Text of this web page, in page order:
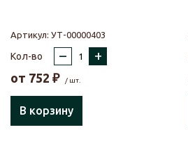
Артикул: УТ-00000403
Кол-во – +
от 752 ₽ / шт.
В корзину